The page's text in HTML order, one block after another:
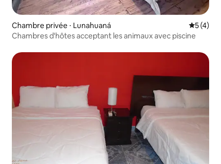
Chambre privée ⋅ Lunahuaná
5 (4)
Chambres d'hôtes acceptant les animaux avec piscine